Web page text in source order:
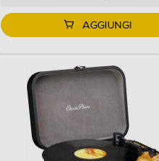
AGGIUNGI